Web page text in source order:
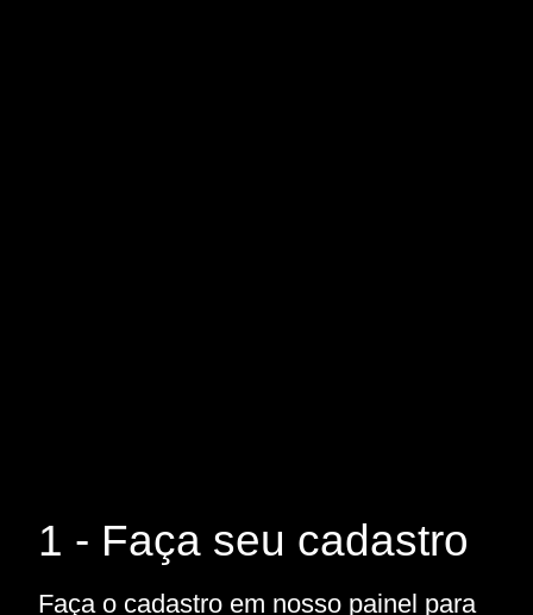
1 - Faça seu cadastro
Faça o cadastro em nosso painel para